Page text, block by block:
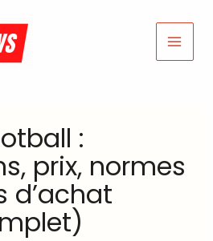
:
prix, normes
d’achat